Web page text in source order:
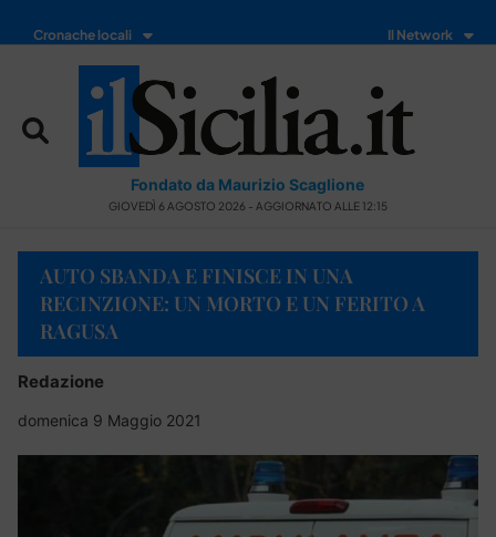
Cronache locali Il Network
Fondato da Maurizio Scaglione
GIOVEDÌ 6 AGOSTO 2026 - AGGIORNATO ALLE 12:15
AUTO SBANDA E FINISCE IN UNA
RECINZIONE: UN MORTO E UN FERITO A
RAGUSA
Redazione
domenica 9 Maggio 2021